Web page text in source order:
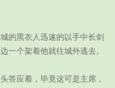
黑衣人迅速的以手中长剑
一个架着他就往城外逃去。
应着，毕竟这可是主席，